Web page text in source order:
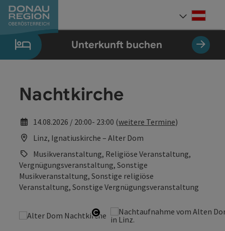
Zum Inhalt
Zur Navigation
Zum Seitenanfang
Zur Kontaktseite
Zum Impressum
Zur Startseite
Unterkunft buchen
Nachtkirche
14.08.2026 / 20:00- 23:00 (weitere Termine)
Linz, Ignatiuskirche – Alter Dom
Musikveranstaltung, Religiöse Veranstaltung,
Vergnügungsveranstaltung, Sonstige
Musikveranstaltung, Sonstige religiöse
Veranstaltung, Sonstige Vergnügungsveranstaltung
Copyright öffnen